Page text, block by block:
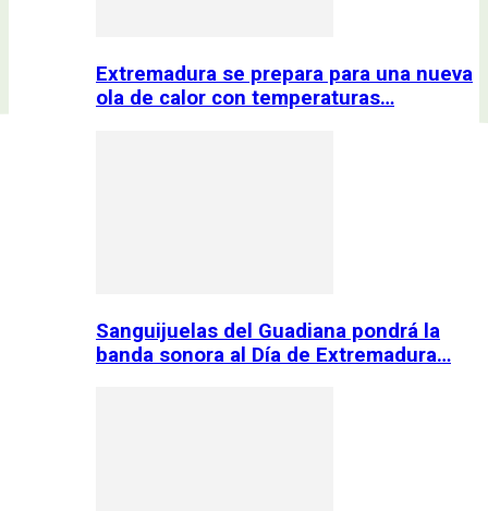
Extremadura se prepara para una nueva
ola de calor con temperaturas…
Sanguijuelas del Guadiana pondrá la
banda sonora al Día de Extremadura…